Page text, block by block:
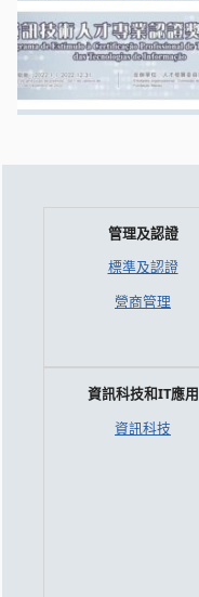
管理及認證
標準及認證
營商管理
資訊科技和IT應用
資訊科技